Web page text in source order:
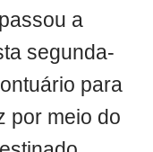
a
segunda-
para
por meio do